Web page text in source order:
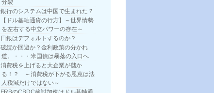
分裂
銀行のシステムは中国で生まれた？
【ドル基軸通貨の行方】～世界情勢
を左右する中立パワーの存在～
日銀はデフォルトするのか？
破綻か回避か？金利政策の分かれ
道。・・・米国債は暴落の入口へ
消費税を上げると大企業が儲か
る！？ ～消費税が下がる恩恵は法
人税減だけではない～